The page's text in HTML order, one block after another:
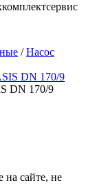
/Насос
DN 170/9
сайте, не